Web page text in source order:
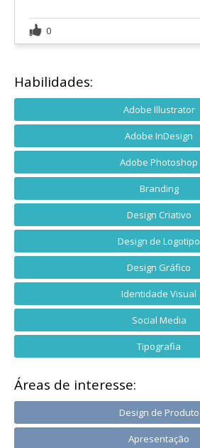
0
Habilidades:
Adobe Illustrator
Adobe InDesign
Adobe Photoshop
Branding
Design Criativo
Design de Logotipo
Design Gráfico
Identidade Visual
Social Media
Tipografia
Áreas de interesse:
Design de Produto
Apresentação